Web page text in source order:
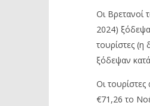
Οι Βρετανοί
2024)
τουρίστες
ξόδεψαν
Οι
€71,26 το